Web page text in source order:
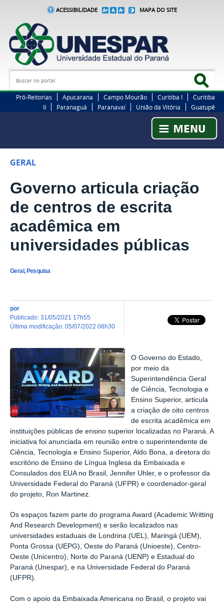
ACESSIBILIDADE MAPA DO SITE
Busca
Pró-Reitorias Apucarana Campo Mourão Curitiba I
Curitiba
II
Paranaguá Paranavaí União da Vitória Guatupê
GERAL
Governo articula criação
de centros de escrita
acadêmica em
universidades públicas
Geral, Pesquisa
por
publicado: 31/05/2021 17h55
última modificação: 05/07/2022 08h30
O Governo do Estado,
por meio da
Superintendência Geral
de Ciência, Tecnologia e
Ensino Superior, articula
a criação de oito centros
de escrita acadêmica em
instituições públicas de ensino superior localizadas no Paraná. A
iniciativa foi anunciada em reunião entre o superintendente de
Ciência, Tecnologia e Ensino Superior, Aldo Bona, a diretora do
escritório de Ensino de Língua Inglesa da Embaixada e
Consulados dos EUA no Brasil, Jennifer Uhler, e o professor da
Universidade Federal do Paraná (UFPR) e coordenador-geral
do projeto, Ron Martinez.
Os espaços fazem parte do programa Award (Academic Writting
And Research Development) e serão localizados nas
universidades estaduais de Londrina (UEL), Maringá (UEM),
Ponta Grossa (UEPG), Oeste do Paraná (Unioeste), Centro-
Oeste (Unicentro), Norte do Paraná (UENP) e Estadual do
Paraná (Unespar), e na Universidade Federal do Paraná
(UFPR).
Com o apoio da Embaixada Americana no Brasil, o projeto vai